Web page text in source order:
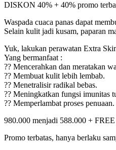
DISKON 40% + 40% promo
Waspada cuaca panas dapat
Selain kulit jadi kusam, paparan
Yuk, lakukan perawatan Extra
Yang bermanfaat :
?? Mencerahkan dan meratakan
?? Membuat kulit lebih lembab.
?? Menetralisir radikal bebas.
?? Meningkatkan fungsi imunitas
?? Memperlambat proses penuaan.
980.000 menjadi 588.000 +
Promo terbatas, hanya berlaku